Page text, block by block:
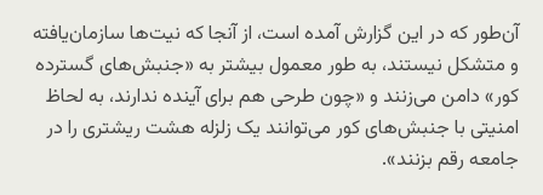
آن‌طور که در این گزارش آمده است، از آنجا که نیت‌ها سازمان‌یافته
و متشکل نیستند، به طور معمول بیشتر به «جنبش‌های گسترده
کور» دامن می‌زنند و «چون طرحی هم برای آینده ندارند، به لحاظ
امنیتی با جنبش‌های کور می‌توانند یک زلزله هشت ریشتری را در
جامعه رقم بزنند».